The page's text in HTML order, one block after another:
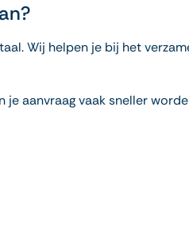
Wij helpen je bij het
aanvraag vaak sneller